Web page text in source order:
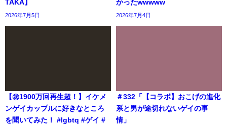
TAKA】
2026年7月5日
かったwwwww
2026年7月4日
【㊗️1900万回再生超！】イケメ
ンゲイカップルに好きなところ
を聞いてみた！ #lgbtq #ゲイ #
＃332「【コラボ】おこげの進化
系と男が途切れないゲイの事
情」